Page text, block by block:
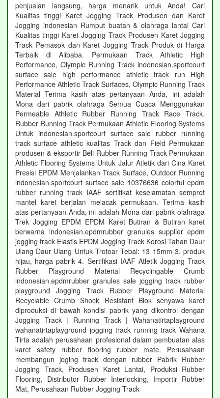
penjualan langsung, harga menarik untuk Anda! Cari
Kualitas tinggi Karet Jogging Track Produsen dan Karet
Jogging indonesian Rumput buatan & olahraga lantai Cari
Kualitas tinggi Karet Jogging Track Produsen Karet Jogging
Track Pemasok dan Karet Jogging Track Produk di Harga
Terbaik di Alibaba. Permukaan Track Athletic High
Performance, Olympic Running Track indonesian.sportcourt
surface sale high performance athletic track run High
Performance Athletic Track Surfaces, Olympic Running Track
Material Terima kasih atas pertanyaan Anda, ini adalah
Mona dari pabrik olahraga Semua Cuaca Menggunakan
Permeable Athletic Rubber Running Track Race Track.
Rubber Running Track Permukaan Athletic Flooring Systems
Untuk indonesian.sportcourt surface sale rubber running
track surface athletic kualitas Track dan Field Permukaan
produsen & eksportir Beli Rubber Running Track Permukaan
Athletic Flooring Systems Untuk Jalur Atletik dari Cina Karet
Presisi EPDM Menjalankan Track Surface, Outdoor Running
indonesian.sportcourt surface sale 10376636 colorful epdm
rubber running track IAAF sertifikat keselamatan semprot
mantel karet berjalan melacak permukaan. Terima kasih
atas pertanyaan Anda, ini adalah Mona dari pabrik olahraga
Trek Jogging EPDM EPDM Karet Butiran & Butiran karet
berwarna indonesian.epdmrubber granules supplier epdm
jogging track Elastis EPDM Jogging Track Korosi Tahan Daur
Ulang Daur Ulang Untuk Trotoar Tebal: 13 15mm 3. produk
hijau, harga pabrik 4. Sertifikasi IAAF Atletik Jogging Track
Rubber Playground Material Recyclingable Crumb
indonesian.epdmrubber granules sale jogging track rubber
playground Jogging Track Rubber Playground Material
Recyclable Crumb Shock Resistant Blok senyawa karet
diproduksi di bawah kondisi pabrik yang dikontrol dengan
Jogging Track | Running Track | Wahanatirtaplayground
wahanatirtaplayground jogging track running track Wahana
Tirta adalah perusahaan profesional dalam pembuatan alas
karet safety rubber flooring rubber mate. Perusahaan
membangun joging track dengan rubber Pabrik Rubber
Jogging Track, Produsen Karet Lantai, Produksi Rubber
Flooring, Distributor Rubber Interlocking, Importir Rubber
Mat, Perusahaan Rubber Jogging Track